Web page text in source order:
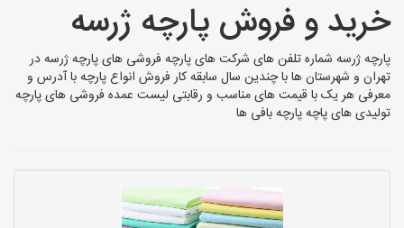
پارچه براساس رنگ طرح و کاربرد
پارچه فروشی های هر شهر
خرید و فروش پارچه ژرسه
پارچه ژرسه شماره تلفن های شرکت های پارچه فروشی های پارچه ژرسه در
تهران و شهرستان ها با چندین سال سابقه کار فروش انواع پارچه با آدرس و
معرفی هر یک با قیمت های مناسب و رقابتی لیست عمده فروشی های پارچه
تولیدی های پاچه پارچه بافی ها